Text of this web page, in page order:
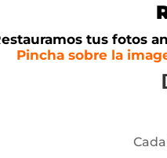
tus fotos
Pincha sobre la